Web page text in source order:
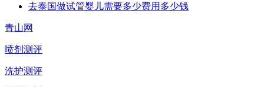
去泰国做试管婴儿需要多少费用多少钱
青山网
喷剂测评
洗护测评